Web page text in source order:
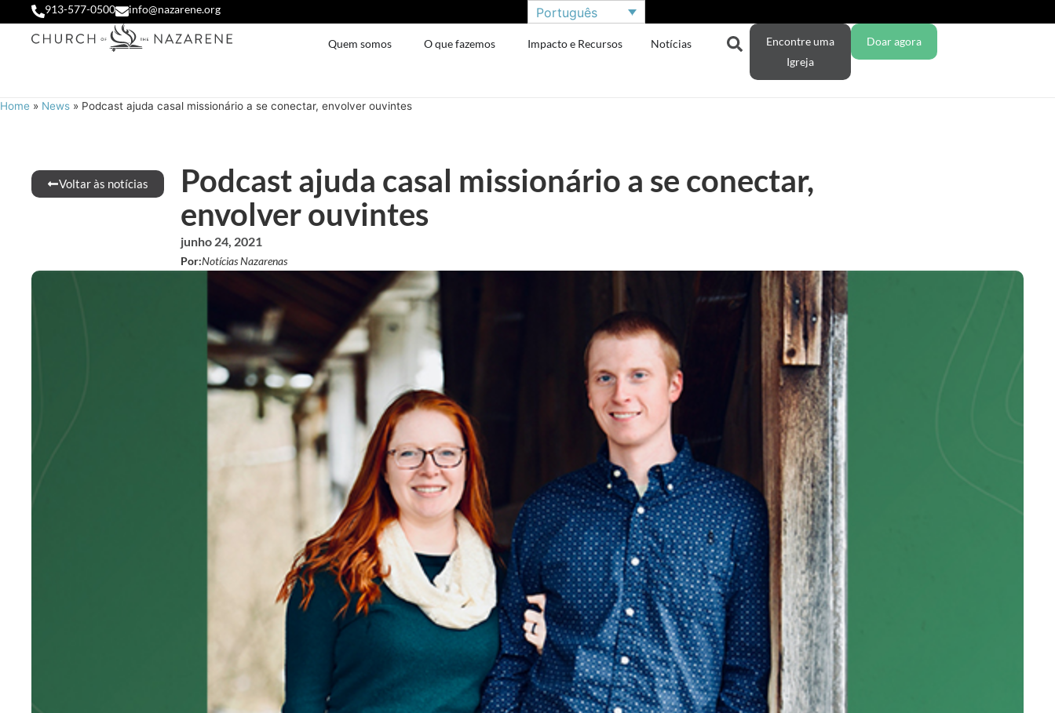
913-577-0500 info@nazarene.org Português
Quem somos O que fazemos Impacto e Recursos Notícias
Encontre uma
Igreja
Doar agora
Home » News » Podcast ajuda casal missionário a se conectar, envolver ouvintes
Voltar às notícias
Podcast ajuda casal missionário a se conectar,
envolver ouvintes
junho 24, 2021
Por:Notícias Nazarenas